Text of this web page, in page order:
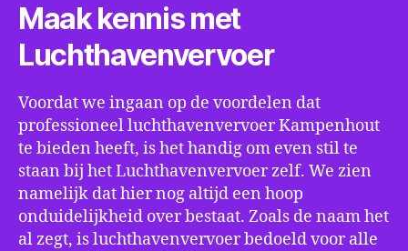
Maak kennis met
Luchthavenvervoer
Voordat we ingaan op de voordelen dat
professioneel luchthavenvervoer Kampenhout
te bieden heeft, is het handig om even stil te
staan bij het Luchthavenvervoer zelf. We zien
namelijk dat hier nog altijd een hoop
onduidelijkheid over bestaat. Zoals de naam het
al zegt, is luchthavenvervoer bedoeld voor alle